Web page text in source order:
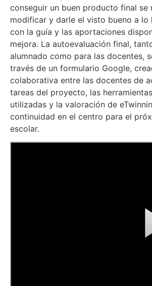
conseguir un buen producto final se
modificar y darle el visto bueno a lo
con la guía y las aportaciones
mejora. La autoevaluación final,
alumnado como para las docentes,
través de un formulario Google,
colaborativa entre las docentes de
tareas del proyecto, las
utilizadas y la valoración de
continuidad en el centro para el
escolar.